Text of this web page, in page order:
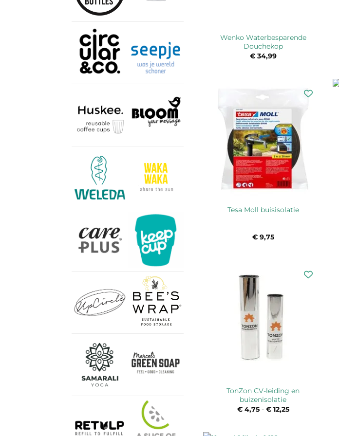
Wenko Waterbesparende
Douchekop
€34,99
Tesa Moll buisisolatie
€9,75
TonZon CV-leiding en
buizenisolatie
€4,75 - €12,25Prijsklasse: